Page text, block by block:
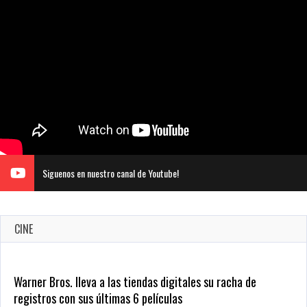
Siguenos en nuestro canal de Youtube!
CINE
CRUNCHYROLL ANUNCIA FECHA DE ESTRENO EN CINES DE
JUJUTSU KAISEN: EJECUCIÓN